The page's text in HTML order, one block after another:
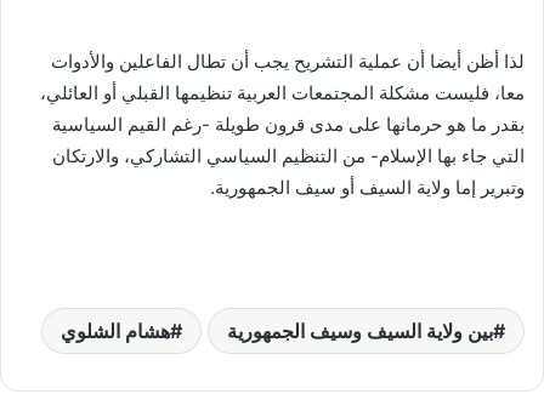
لذا أظن أيضا أن عملية التشريح يجب أن تطال الفاعلين والأدوات
معا، فليست مشكلة المجتمعات العربية تنظيمها القبلي أو العائلي،
بقدر ما هو حرمانها على مدى قرون طويلة -رغم القيم السياسية
التي جاء بها الإسلام- من التنظيم السياسي التشاركي، والارتكان
وتبرير إما ولاية السيف أو سيف الجمهورية.
بين ولاية السيف وسيف الجمهورية هشام الشلوي